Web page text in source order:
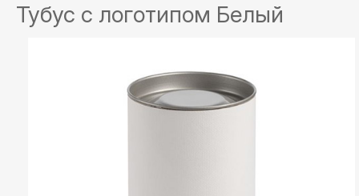
Тубус с логотипом Белый